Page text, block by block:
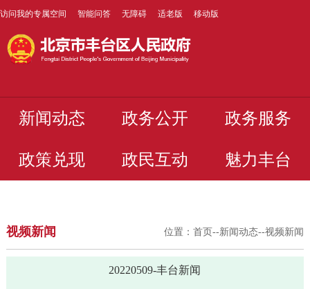
访问我的专属空间 智能问答 无障碍 适老版 移动版
新闻动态 政务公开 政务服务
政策兑现 政民互动 魅力丰台
视频新闻 位置：首页--新闻动态--视频新闻
20220509-丰台新闻